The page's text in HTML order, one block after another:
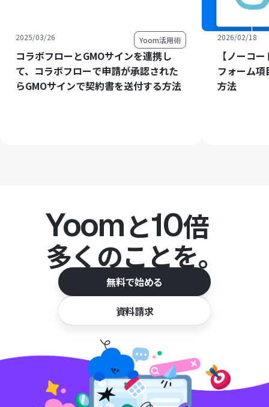
2025/03/26 Yoom活用術
コラボフローとGMOサインを連携し
て、コラボフローで申請が承認された
らGMOサインで契約書を送付する方法
2026/02/18
【ノーコ
フォーム
方法
Yoomと10倍
多くのことを。
無料で始める
資料請求